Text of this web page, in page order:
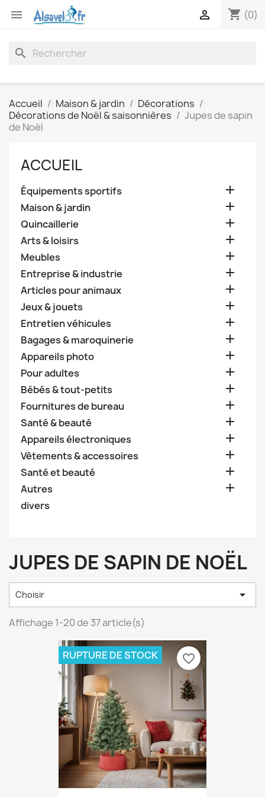
 shopping_cart (0)

search
Accueil Maison & jardin
Décorations
Décorations de Noël & saisonnières
Jupes de sapin
de Noël
ACCUEIL
Équipements sportifs 
Maison & jardin 
Quincaillerie 
Arts & loisirs 
Meubles 
Entreprise & industrie 
Articles pour animaux 
Jeux & jouets 
Entretien véhicules 
Bagages & maroquinerie 
Appareils photo 
Pour adultes 
Bébés & tout-petits 
Fournitures de bureau 
Santé & beauté 
Appareils électroniques 
Vêtements & accessoires 
Santé et beauté 
Autres 
divers
JUPES DE SAPIN DE NOËL
Choisir 
Affichage 1-20 de 37 article(s)
RUPTURE DE STOCK favorite_border